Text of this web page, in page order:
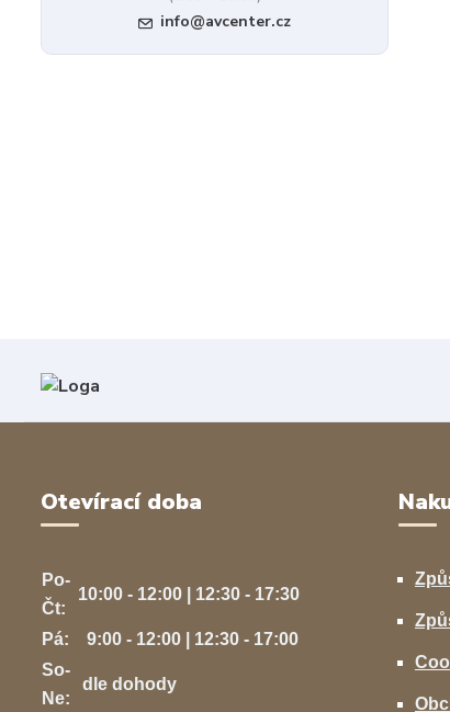
info@avcenter.cz
Otevírací doba
Po-
Čt:
10:00 - 12:00 | 12:30 - 17:30
Pá:
9:00 - 12:00 | 12:30 - 17:00
So-
Ne:
dle dohody